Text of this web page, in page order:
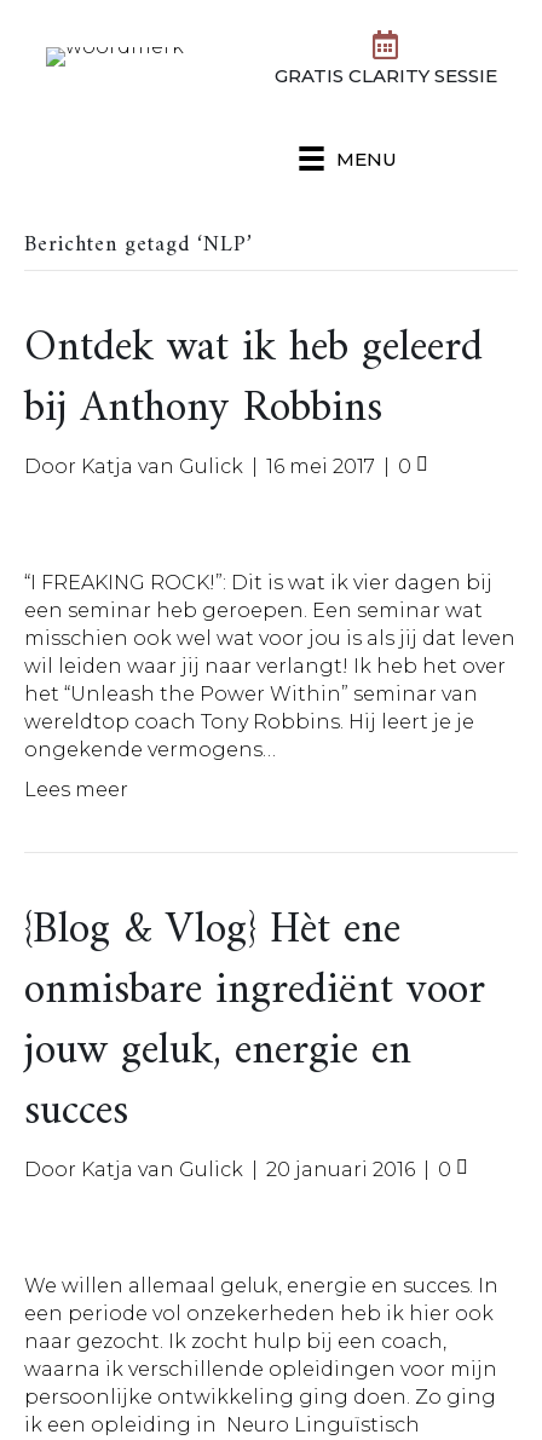
GRATIS CLARITY SESSIE
MENU
Berichten getagd ‘NLP’
Ontdek wat ik heb geleerd
bij Anthony Robbins
Door Katja van Gulick 16 mei 2017 0
“I FREAKING ROCK!”: Dit is wat ik vier dagen bij
een seminar heb geroepen. Een seminar wat
misschien ook wel wat voor jou is als jij dat leven
wil leiden waar jij naar verlangt! Ik heb het over
het “Unleash the Power Within” seminar van
wereldtop coach Tony Robbins. Hij leert je je
ongekende vermogens…
Lees meer
{Blog & Vlog} Hèt ene
onmisbare ingrediënt voor
jouw geluk, energie en
succes
Door Katja van Gulick 20 januari 2016 0
We willen allemaal geluk, energie en succes. In
een periode vol onzekerheden heb ik hier ook
naar gezocht. Ik zocht hulp bij een coach,
waarna ik verschillende opleidingen voor mijn
persoonlijke ontwikkeling ging doen. Zo ging
ik een opleiding in Neuro Linguïstisch